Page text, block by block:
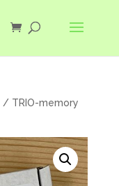
/ TRIO-memory